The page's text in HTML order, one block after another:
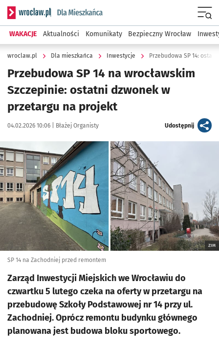
Serwis informacyjny wroclaw.pl podserwis: Dla mieszkańca
WAKACJE Aktualności Komunikaty Bezpieczny Wrocław
wroclaw.pl Dla mieszkańca Inwestycje Przebudowa SP 14:
Przebudowa SP 14 na wrocławskim
Szczepinie: ostatni dzwonek w
przetargu na projekt
Data publikacji:
04.02.2026 10:06 | Autor:
Błażej Organisty Udostępnijartykuł
Kliknij, aby powiększyć
ZIM
SP 14 na Zachodniej przed remontem
Zarząd Inwestycji Miejskich we Wrocławiu do
czwartku 5 lutego czeka na oferty w przetargu na
przebudowę Szkoły Podstawowej nr 14 przy ul.
Zachodniej. Oprócz remontu budynku głównego
planowana jest budowa bloku sportowego.